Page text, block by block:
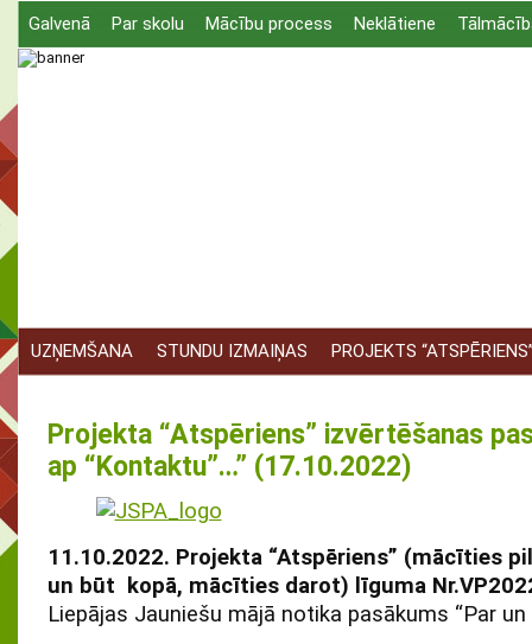
Galvenā Par skolu Mācību process Neklātiene
UZŅEMŠANA STUNDU IZMAIŅAS PROJEKTS
Projekta “Atspēriens” izvērtēšanas
ap “Kontaktu”…” (17.10.2022)
11.10.2022. Projekta “Atspēriens” (mācīties
un būt kopā, mācīties darot) līguma
Liepājas Jauniešu mājā notika pasākums “Par un